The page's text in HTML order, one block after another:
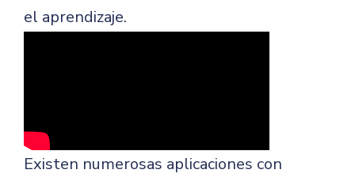
el aprendizaje.
Existen numerosas aplicaciones con